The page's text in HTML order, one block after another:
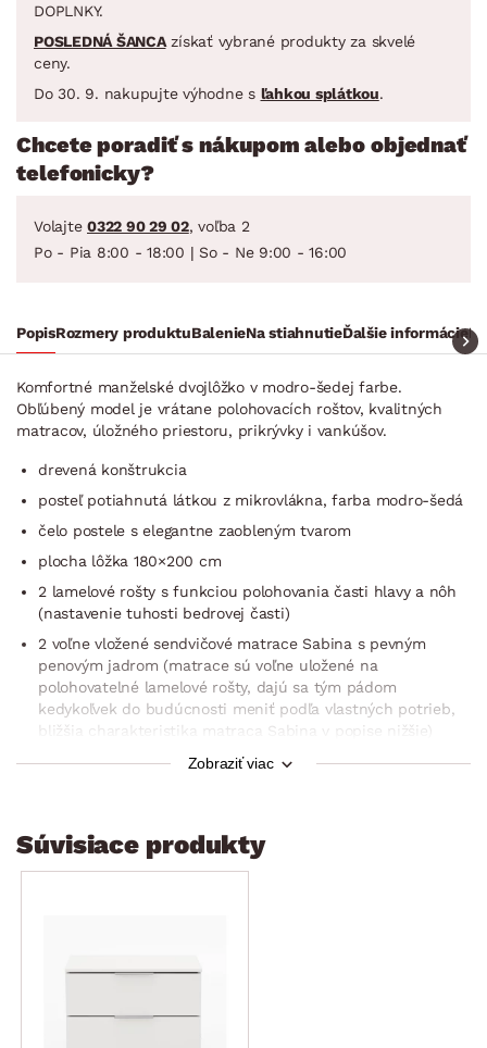
DOPLNKY.
POSLEDNÁ ŠANCAzískať vybrané produkty za skvelé
ceny.
Do 30. 9. nakupujte výhodne s ľahkou splátkou.
Chcete poradiť s nákupom alebo objednať
telefonicky?
Volajte 0322 90 29 02, voľba 2
Po - Pia 8:00 - 18:00 | So - Ne 9:00 - 16:00
PopisRozmery produktuBalenieNa stiahnutieĎalšie informácie
Komfortné manželské dvojlôžko v modro-šedej farbe.
Obľúbený model je vrátane polohovacích roštov, kvalitných
matracov, úložného priestoru, prikrývky i vankúšov.
drevená konštrukcia
posteľ potiahnutá látkou z mikrovlákna, farba modro-šedá
čelo postele s elegantne zaobleným tvarom
plocha lôžka 180×200 cm
2 lamelové rošty s funkciou polohovania časti hlavy a nôh
(nastavenie tuhosti bedrovej časti)
2 voľne vložené sendvičové matrace Sabina s pevným
penovým jadrom (matrace sú voľne uložené na
polohovatelné lamelové rošty, dajú sa tým pádom
kedykoľvek do budúcnosti meniť podľa vlastných potrieb,
bližšia charakteristika matraca Sabina v popise nižšie)
k posteli patrí aj veľká denná deka a 2 vankúše, potiahnuté
v spodnej časti postele veľký úložný priestor, rozdelený na
pravú a ľavú časť, priestor prístupný z prednej strany po
vyklopení lamelových roštov, kovový mechanizmus,
Zobraziť viac
Súvisiace produkty